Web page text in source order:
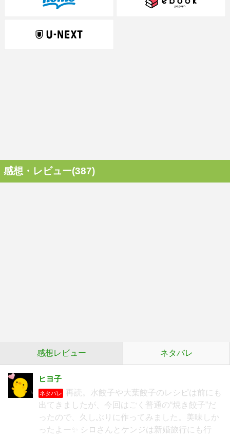
感想・レビュー(387)
感想レビュー ネタバレ
ヒヨ子
ネタバレ
再読。水餃子や大葉餃子のレシピは前にも
出てきましたが、今回はごく普通の“焼き餃子”だ
ったので、久しぶりに作ってみました。美味しか
ったよー✨️ シロさんとケンジは新婚旅行にも行